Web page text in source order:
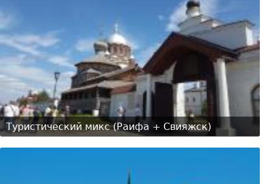
Туристический микс (Раифа + Свияжск)